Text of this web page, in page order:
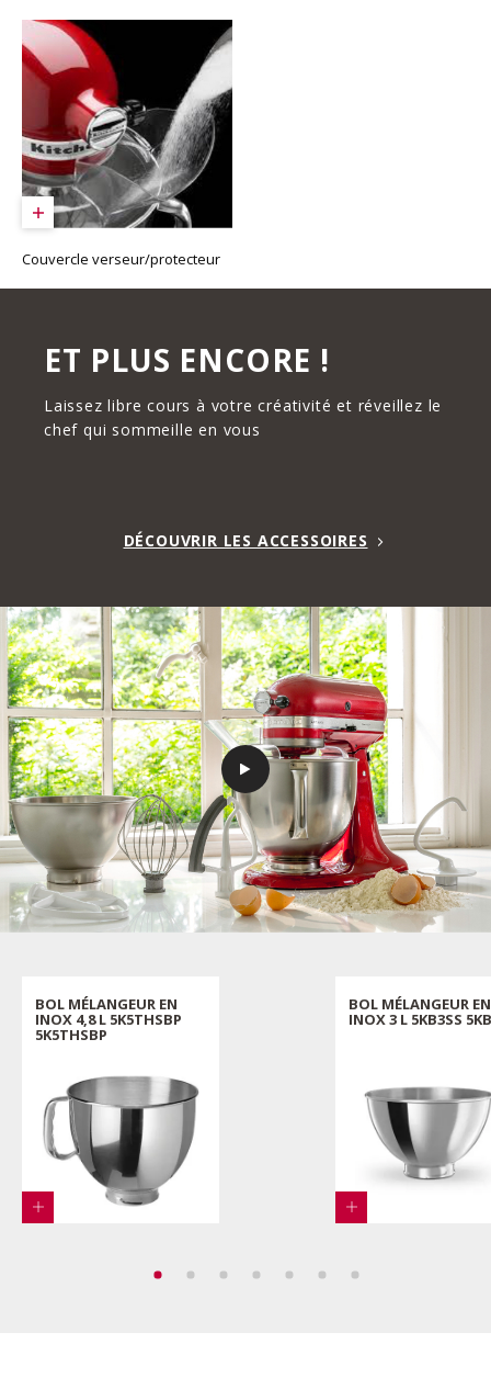
Couvercle verseur/protecteur
ET PLUS ENCORE !
Laissez libre cours à votre créativité et réveillez le
chef qui sommeille en vous
DÉCOUVRIR LES ACCESSOIRES
BOL MÉLANGEUR EN
INOX 4,8 L 5K5THSBP
5K5THSBP
BOL MÉLANGEUR EN
INOX 3 L 5KB3SS